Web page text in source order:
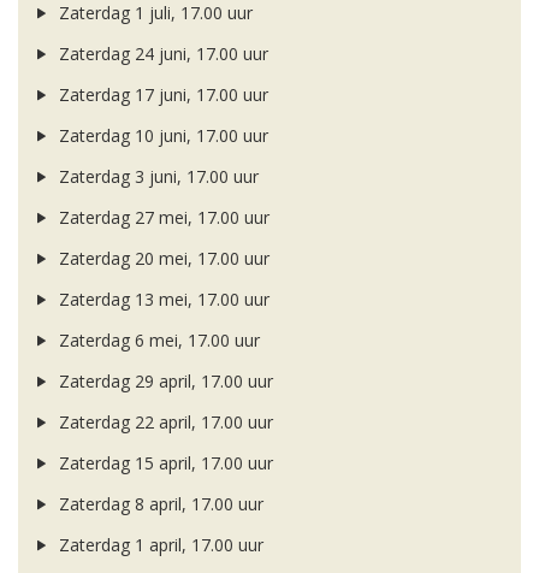
Zaterdag 1 juli, 17.00 uur
Zaterdag 24 juni, 17.00 uur
Zaterdag 17 juni, 17.00 uur
Zaterdag 10 juni, 17.00 uur
Zaterdag 3 juni, 17.00 uur
Zaterdag 27 mei, 17.00 uur
Zaterdag 20 mei, 17.00 uur
Zaterdag 13 mei, 17.00 uur
Zaterdag 6 mei, 17.00 uur
Zaterdag 29 april, 17.00 uur
Zaterdag 22 april, 17.00 uur
Zaterdag 15 april, 17.00 uur
Zaterdag 8 april, 17.00 uur
Zaterdag 1 april, 17.00 uur